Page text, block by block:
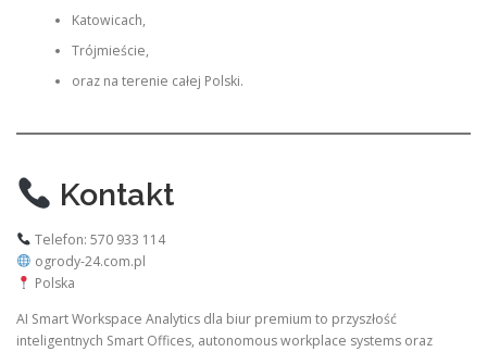
Katowicach,
Trójmieście,
oraz na terenie całej Polski.
Kontakt
Telefon: 570 933 114
ogrody-24.com.pl
Polska
AI Smart Workspace Analytics dla biur premium to przyszłość
inteligentnych Smart Offices, autonomous workplace systems oraz